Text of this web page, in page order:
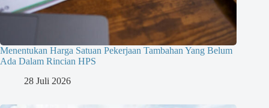
Menentukan Harga Satuan Pekerjaan Tambahan Yang Belum
Ada Dalam Rincian HPS
28 Juli 2026